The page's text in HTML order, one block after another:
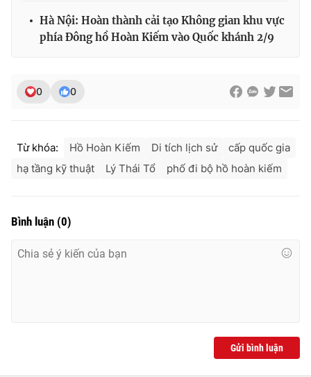
thông tin từ website này.
Hà Nội: Hoàn thành cải tạo Không gian khu vực
phía Đông hồ Hoàn Kiếm vào Quốc khánh 2/9
0 0
Từ khóa: Hồ Hoàn Kiếm Di tích lịch sử
cấp quốc gia
hạ tầng kỹ thuật
Lý Thái Tổ phố đi bộ hồ hoàn kiếm
Bình luận (0)
Gửi bình luận